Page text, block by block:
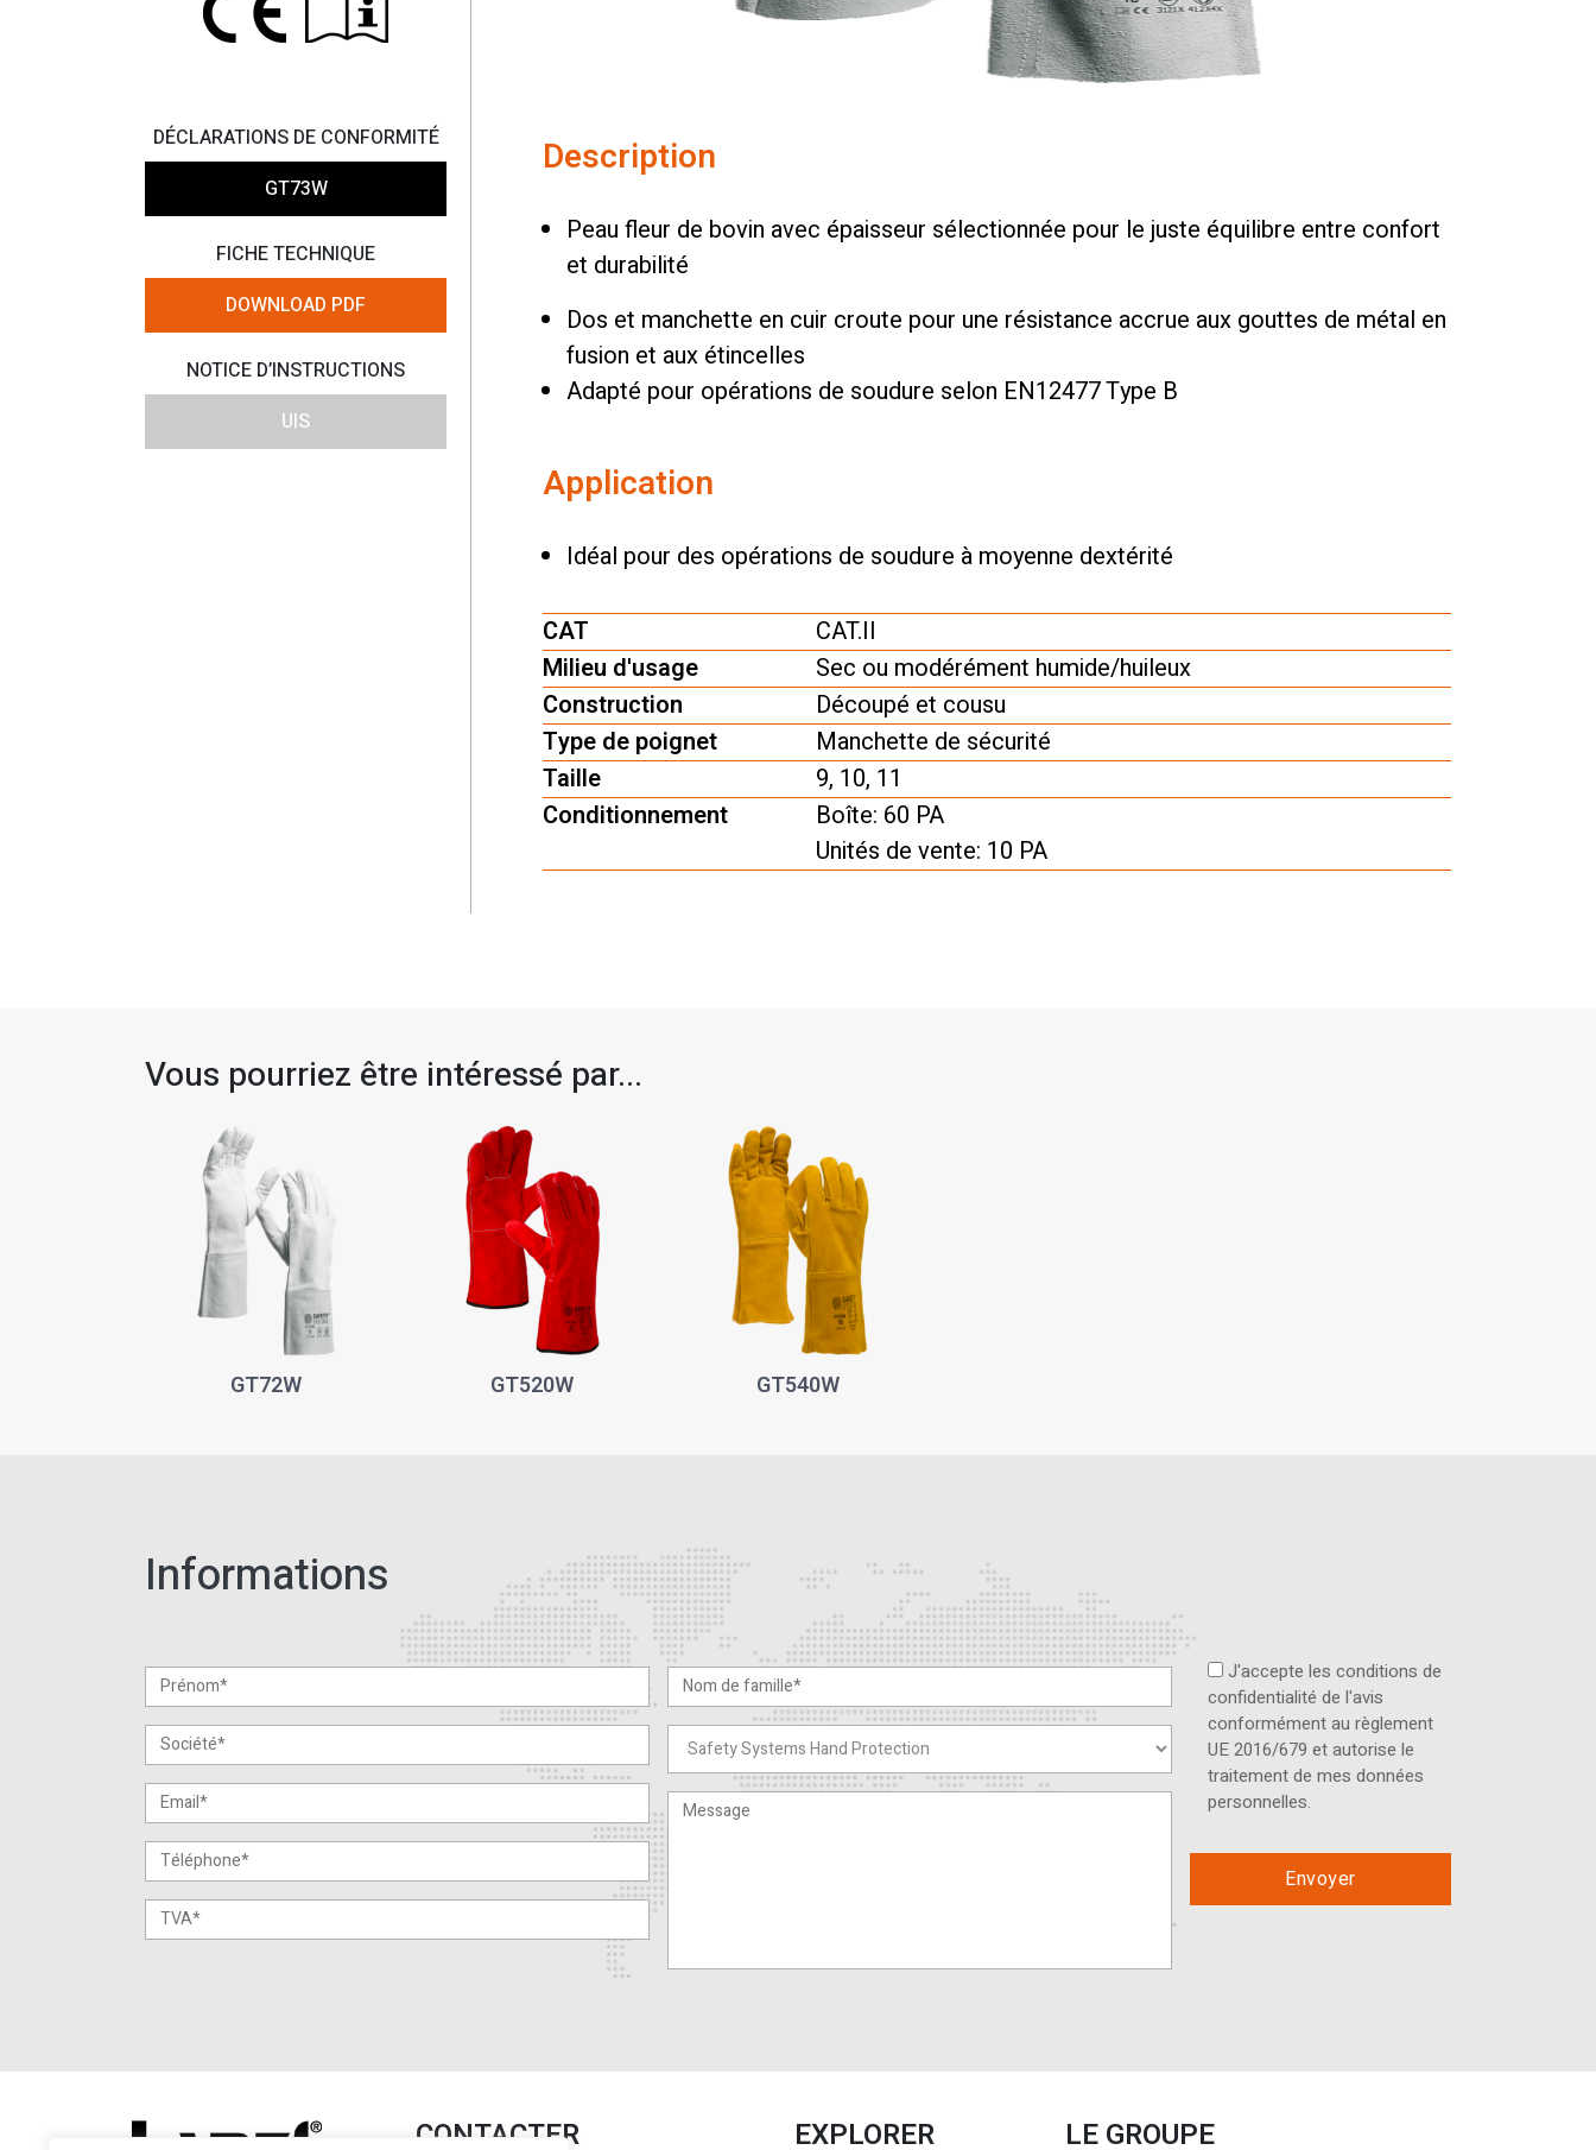
DÉCLARATIONS DE CONFORMITÉ
GT73W
FICHE TECHNIQUE
DOWNLOAD PDF
NOTICE D’INSTRUCTIONS
UIS
Description
Peau fleur de bovin avec épaisseur sélectionnée pour le juste équilibre entre confort
et durabilité
Dos et manchette en cuir croute pour une résistance accrue aux gouttes de métal en
fusion et aux étincelles
Adapté pour opérations de soudure selon EN12477 Type B
Application
Idéal pour des opérations de soudure à moyenne dextérité
CAT
CAT.II
Milieu d'usage
Sec ou modérément humide/huileux
Construction
Découpé et cousu
Type de poignet
Manchette de sécurité
Taille
9, 10, 11
Conditionnement
Boîte: 60 PA
Unités de vente: 10 PA
Vous pourriez être intéressé par...
GT72W GT520W GT540W
Informations
J'accepte les conditions de
confidentialité de l'avis
conformément au règlement
UE 2016/679 et autorise le
traitement de mes données
personnelles.
CONTACTER EXPLORER LE GROUPE